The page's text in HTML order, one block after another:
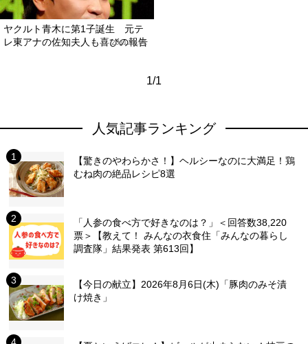
ヤクルト青木に第1子誕生 元テ
レ東アナの佐知夫人も喜びの報告
2011.11.01
1/1
人気記事ランキング
【驚きのやわらかさ！】ヘルシーなのに大満足！鶏
むね肉の絶品レシピ8選
「人参の食べ方で好きなのは？」＜回答数38,220
票＞【教えて！ みんなの衣食住「みんなの暮らし
調査隊」結果発表 第613回】
【今日の献立】2026年8月6日(木)「豚肉のみそ漬
け焼き」